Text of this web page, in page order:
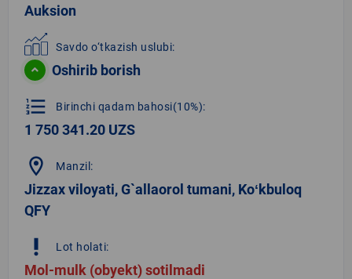
Auksion
Savdo o‘tkazish uslubi:
Oshirib borish
format_list_numbered Birinchi qadam bahosi(10%):
1 750 341.20 UZS
location_on Manzil:
Jizzax viloyati, G`allaorol tumani, Koʻkbuloq
QFY
priority_high Lot holati:
Mol-mulk (obyekt) sotilmadi